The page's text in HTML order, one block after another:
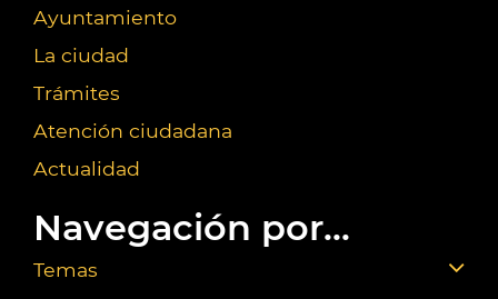
Ayuntamiento
La ciudad
Trámites
Atención ciudadana
Actualidad
Navegación por...
Temas